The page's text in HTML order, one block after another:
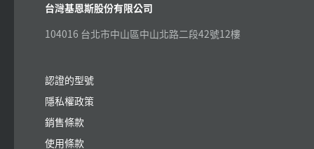
台灣基恩斯股份有限公司
104016 台北市中山區中山北路二段42號12樓
認證的型號
隱私權政策
銷售條款
使用條款